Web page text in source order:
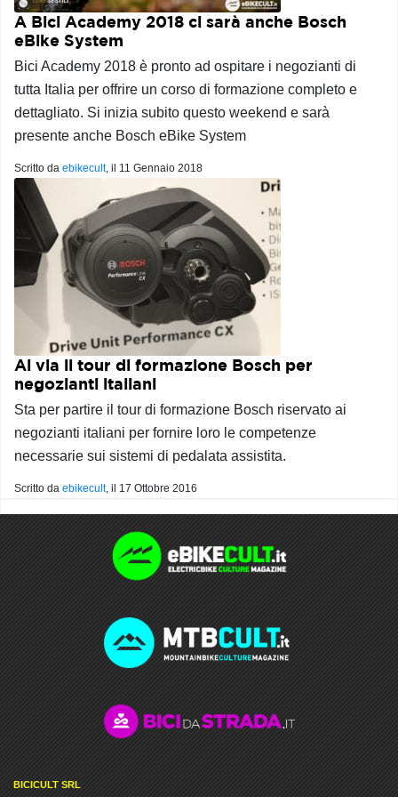
A Bici Academy 2018 ci sarà anche Bosch
eBike System
Bici Academy 2018 è pronto ad ospitare i negozianti di
tutta Italia per offrire un corso di formazione completo e
dettagliato. Si inizia subito questo weekend e sarà
presente anche Bosch eBike System
Scritto da ebikecult, il 11 Gennaio 2018
Al via il tour di formazione Bosch per
negozianti italiani
Sta per partire il tour di formazione Bosch riservato ai
negozianti italiani per fornire loro le competenze
necessarie sui sistemi di pedalata assistita.
Scritto da ebikecult, il 17 Ottobre 2016
BICICULT SRL